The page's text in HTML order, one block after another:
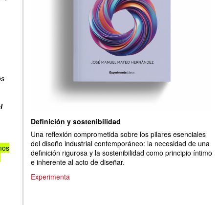
Definición y sostenibilidad
Una reflexión comprometida sobre los pilares esenciales
del diseño industrial contemporáneo: la necesidad de una
definición rigurosa y la sostenibilidad como principio íntimo
e inherente al acto de diseñar.
Experimenta